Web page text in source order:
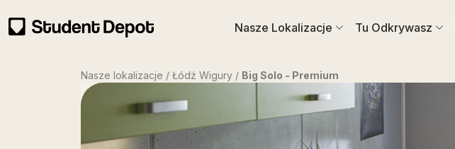
Nasze Lokalizacje Tu Odkrywasz
Nasze lokalizacje / Łódź Wigury / Big Solo - Premium